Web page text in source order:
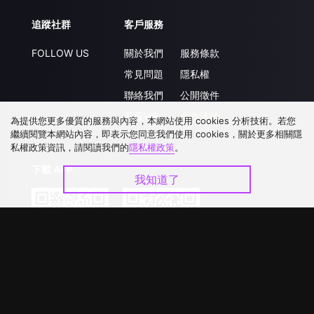
追蹤社群
FOLLOW US
客戶服務
關於我們
常見問題
聯絡我們
升級VIP
服務條款
隱私權
公開徵件
合作洽談
下載 APP
為提供您更多優質的服務與內容，本網站使用 cookies 分析技術。若您
繼續閱覽本網站內容，即表示您同意我們使用 cookies，關於更多相關隱
私權政策資訊，請閱讀我們的隱私權政策。
我知道了